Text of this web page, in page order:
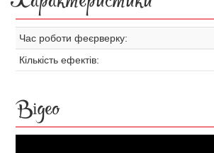
Час роботи феєрверку:
Кількість ефектів:
Відео